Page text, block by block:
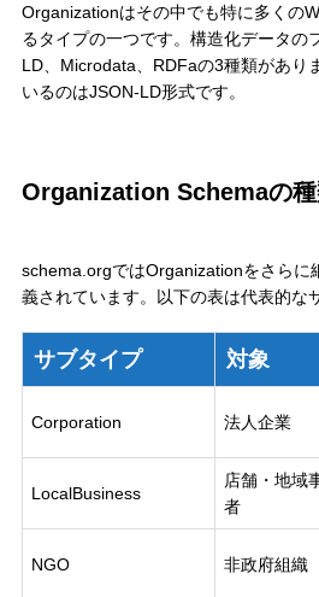
Organizationはその中でも特に多くの
るタイプの一つです。構造化データの
LD、Microdata、RDFaの3種類があり
いるのはJSON-LD形式です。
Organization Schemaの
schema.orgではOrganizationをさらに
義されています。以下の表は代表的な
サブタイプ 対象
Corporation 法人企業
LocalBusiness
店舗・地域
者
NGO 非政府組織